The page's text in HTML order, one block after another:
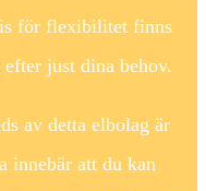
för flexibilitet finns
just dina behov.
av detta elbolag är
innebär att du kan